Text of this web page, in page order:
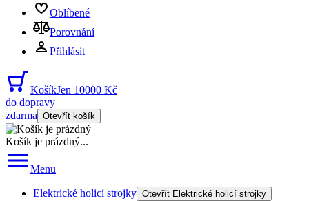
Oblíbené
Porovnání
Přihlásit
KošíkJen 10000 Kč
do dopravy
zdarma Otevřít košík
Košík je prázdný...
Menu
Elektrické holicí strojky Otevřít Elektrické holicí strojky